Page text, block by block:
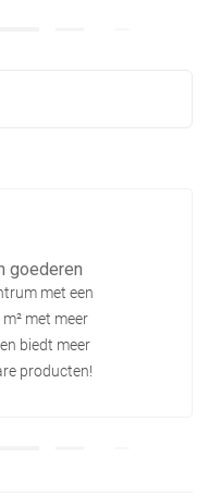
goederen
met een
met meer
biedt meer
producten!